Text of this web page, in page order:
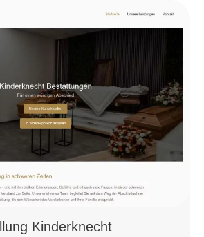
Kinderknecht